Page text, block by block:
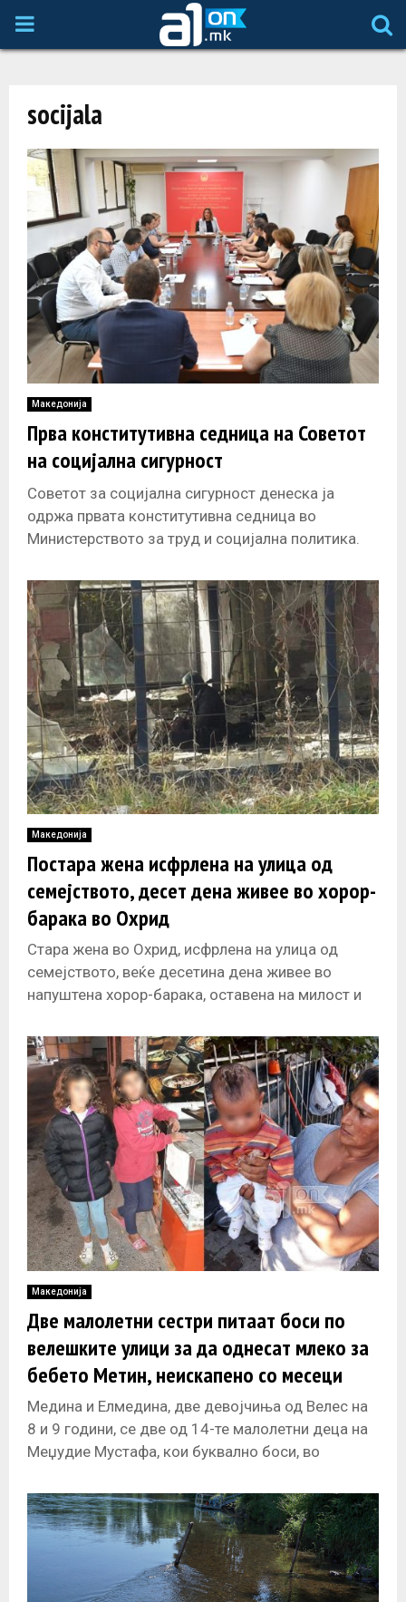
P
M
A
R
Y
M
E
N
U
socijala
Македонија
Прва конститутивна седница на Советот
на социјална сигурност
Советот за социјална сигурност денеска ја
одржа првата конститутивна седница во
Министерството за труд и социјална политика.
воведно обраќање до
Македонија
Постара жена исфрлена на улица од
семејството, десет дена живее во хорор-
барака во Охрид
Стара жена во Охрид, исфрлена на улица од
семејството, веќе десетина дена живее во
напуштена хорор-барака, оставена на милост и
Македонија
Две малолетни сестри питаат боси по
велешките улици за да однесат млеко за
бебето Метин, неискапено со месеци
Медина и Елмедина, две девојчиња од Велес на
8 и 9 години, се две од 14-те малолетни деца на
Меџудие Мустафа, кои буквално боси, во